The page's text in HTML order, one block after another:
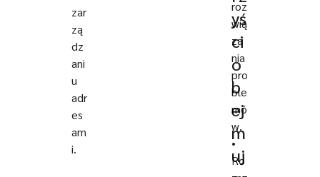
zar
zą
dz
ani
u
adr
es
am
i.
roz
wią
za
nia
pro
ble
mó
w.
•
Ro
yś
ci
o
b
ej
m
uj